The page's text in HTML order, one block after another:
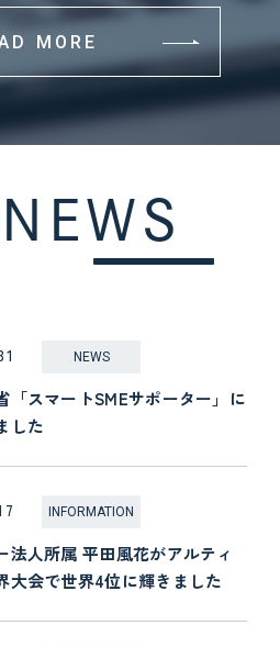
MORE
NEWS
NEWS
「スマートSMEサポーター」に
した
INFORMATION
法人所属 平田風花がアルティ
大会で世界4位に輝きました